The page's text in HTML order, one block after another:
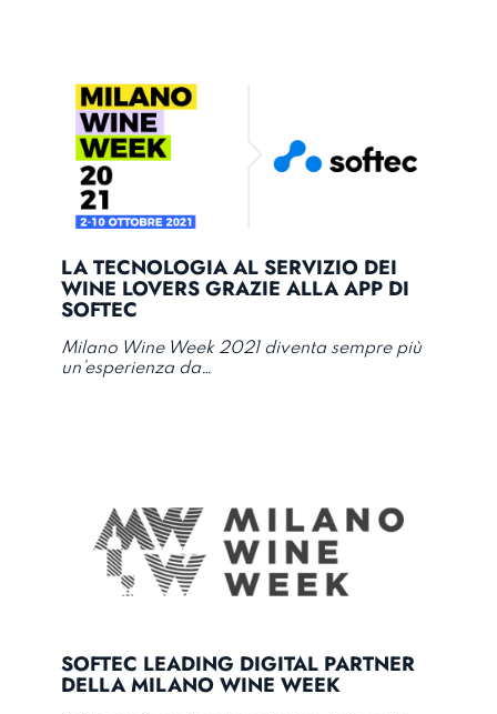
LA TECNOLOGIA AL SERVIZIO DEI
WINE LOVERS GRAZIE ALLA APP DI
SOFTEC
Milano Wine Week 2021 diventa sempre più
un’esperienza da…
SOFTEC LEADING DIGITAL PARTNER
DELLA MILANO WINE WEEK